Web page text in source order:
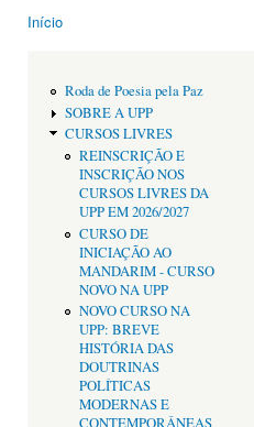
Início
Roda de Poesia pela Paz
SOBRE A UPP
CURSOS LIVRES
REINSCRIÇÃO E
INSCRIÇÃO NOS
CURSOS LIVRES DA
UPP EM 2026/2027
CURSO DE
INICIAÇÃO AO
MANDARIM - CURSO
NOVO NA UPP
NOVO CURSO NA
UPP: BREVE
HISTÓRIA DAS
DOUTRINAS
POLÍTICAS
MODERNAS E